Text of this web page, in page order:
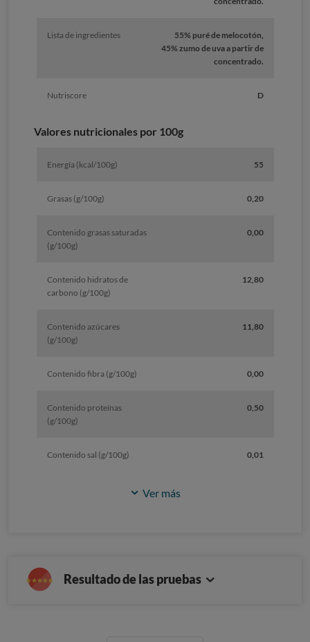
Lista de ingredientes
55% puré de melocotón,
45% zumo de uva a partir de
concentrado.
Nutriscore D
Valores nutricionales por 100g
Energía (kcal/100g) 55
Grasas (g/100g) 0,20
Contenido grasas saturadas
(g/100g)
0,00
Contenido hidratos de
carbono (g/100g)
12,80
Contenido azúcares
(g/100g)
11,80
Contenido fibra (g/100g) 0,00
Contenido proteínas
(g/100g)
0,50
Contenido sal (g/100g) 0,01
Ver más
Resultado de las pruebas